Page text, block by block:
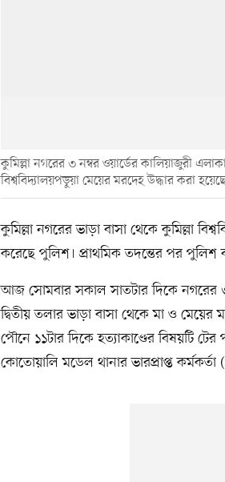
কুমিল্লা নগরের ৩ নম্বর ওয়ার্ডের কালিয়াজুরী
বিশ্ববিদ্যালয়পড়ুয়া মেয়ের মরদেহ উদ্ধার করা
কুমিল্লা নগরের ভাড়া বাসা থেকে কুমিল্লা
করেছে পুলিশ। প্রাথমিক তদন্তের পর পুলিশ
আজ সোমবার সকাল সাতটার দিকে নগরের
দ্বিতীয় তলার ভাড়া বাসা থেকে মা ও
পৌনে ১১টার দিকে হত্যাকাণ্ডের বিষয়টি
কোতোয়ালি মডেল থানার ভারপ্রাপ্ত